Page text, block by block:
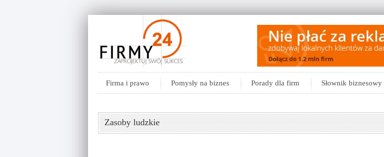
Firma i prawo Pomysły na biznes Porady dla firm Słownik biznesowy
Zasoby ludzkie